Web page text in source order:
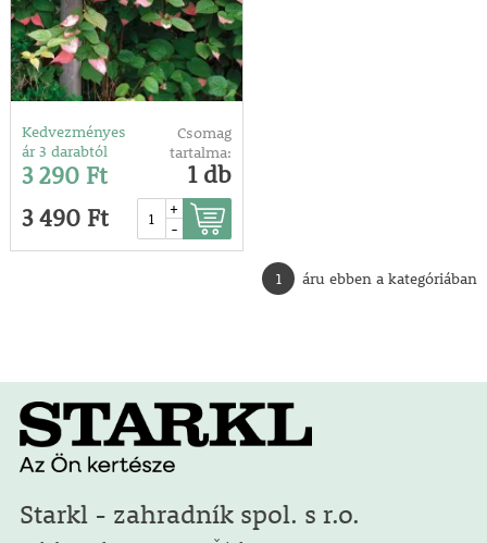
Kedvezményes
ár 3 darabtól
3 290 Ft
Csomag
tartalma:
1 db
3 490 Ft
+
-
1 áru ebben a kategóriában
Starkl - zahradník spol. s r.o.